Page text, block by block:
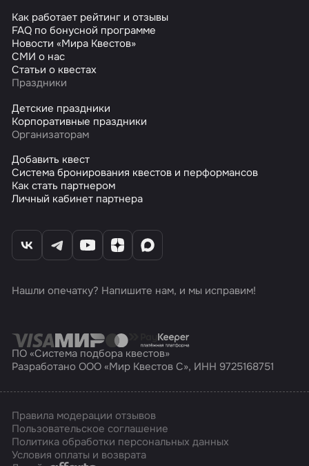
Как работает рейтинг и отзывы
FAQ по бонусной программе
Новости «Мира Квестов»
СМИ о нас
Статьи о квестах
Праздники
Детские праздники
Корпоративные праздники
Организаторам
Добавить квест
Система бронирования квестов и перформансов
Как стать партнером
Личный кабинет партнера
Нашли опечатку? Напишите нам, и мы исправим!
ПО «Система подбора квестов»
Разработано ООО «Мир Квестов С», ИНН 9725168751
Правила модерации отзывов
Пользовательское соглашение
Политика обработки персональных данных
Условия оплаты и возврата